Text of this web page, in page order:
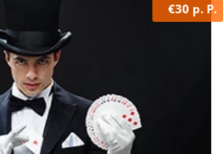
€30 p. P.